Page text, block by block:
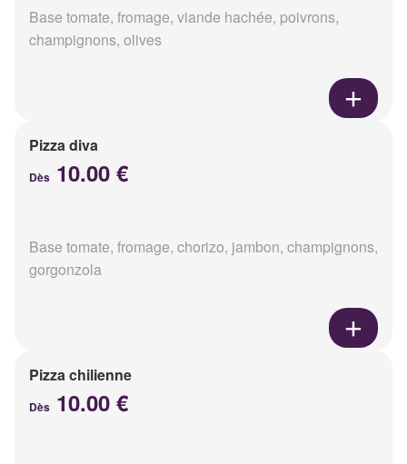
Base tomate, fromage, viande hachée, poivrons,
champignons, olives
Pizza diva
Dès 10.00 €
Base tomate, fromage, chorizo, jambon, champignons,
gorgonzola
Pizza chilienne
Dès 10.00 €